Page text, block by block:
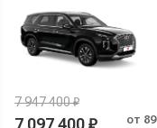
7 947 400 ₽
7 097 400 ₽ от